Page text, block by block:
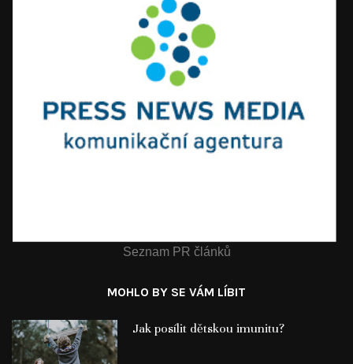
Seznam PR článků
MOHLO BY SE VÁM LÍBIT
Jak posílit dětskou imunitu?